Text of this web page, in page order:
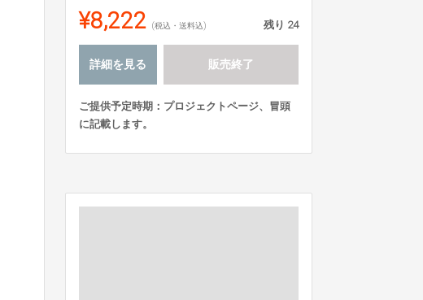
¥8,222 (税込・送料込) 残り 24
詳細を見る 販売終了
ご提供予定時期：プロジェクトページ、冒頭
に記載します。